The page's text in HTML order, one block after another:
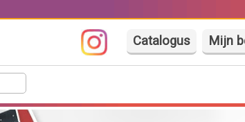
Catalogus Mijn